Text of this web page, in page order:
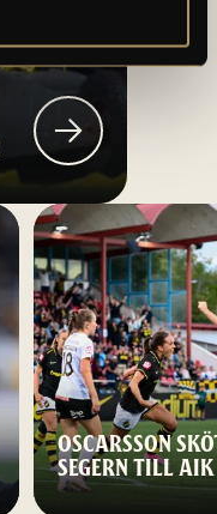
OSCARSSON
SEGERN TILL AIK